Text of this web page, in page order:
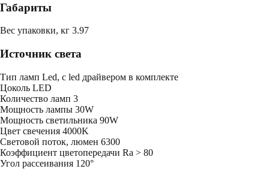
Габариты
Bес упаковки, кг 3.97
Источник света
Тип ламп Led, с led драйвером в комплекте
Цоколь LED
Количество ламп 3
Мощность лампы 30W
Мощность светильника 90W
Цвет свечения 4000K
Световой поток, люмен 6300
Коэффициент цветопередачи Ra > 80
Угол рассеивания 120°